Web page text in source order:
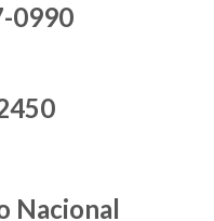
0990
Nacional